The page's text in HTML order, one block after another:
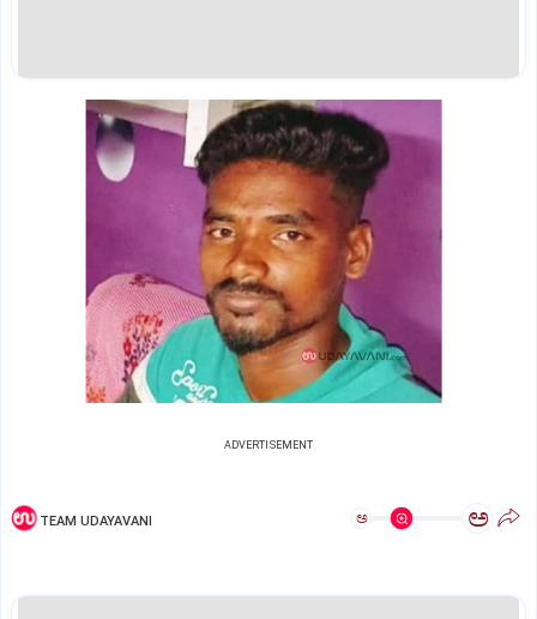
ADVERTISEMENT
TEAM UDAYAVANI ಅ ಅ